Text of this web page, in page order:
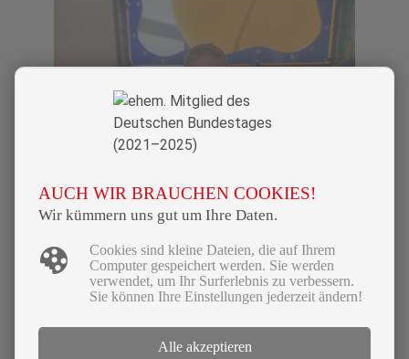
Von Schrobenhausen nach
AUCH WIR BRAUCHEN COOKIES!
Wir kümmern uns gut um Ihre Daten.
Cookies sind kleine Dateien, die auf Ihrem
Computer gespeichert werden. Sie werden
verwendet, um Ihr Surferlebnis zu verbessern.
Sie können Ihre Einstellungen jederzeit ändern!
Alle akzeptieren